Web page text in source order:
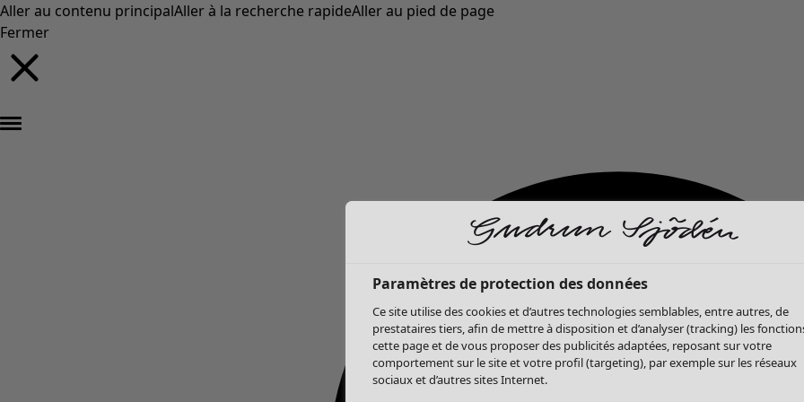
Aller au contenu principalAller à la recherche rapideAller au pied de page
Fermer
Paramètres de protection des données
Ce site utilise des cookies et d’autres technologies semblables, entre autres, de
prestataires tiers, afin de mettre à disposition et d’analyser (tracking) les
cette page et de vous proposer des publicités adaptées, reposant sur votre
comportement sur le site et votre profil (targeting), par exemple sur les réseaux
sociaux et d’autres sites Internet.